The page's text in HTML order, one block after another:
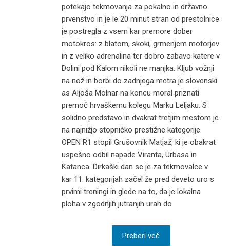
potekajo tekmovanja za pokalno in državno
prvenstvo in je le 20 minut stran od prestolnice
je postregla z vsem kar premore dober
motokros: z blatom, skoki, grmenjem motorjev
in z veliko adrenalina ter dobro zabavo katere v
Dolini pod Kalom nikoli ne manjka. Kljub vožnji
na nož in borbi do zadnjega metra je slovenski
as Aljoša Molnar na koncu moral priznati
premoč hrvaškemu kolegu Marku Leljaku. S
solidno predstavo in dvakrat tretjim mestom je
na najnižjo stopničko prestižne kategorije
OPEN R1 stopil Grušovnik Matjaž, ki je obakrat
uspešno odbil napade Viranta, Urbasa in
Katanca. Dirkaški dan se je za tekmovalce v
kar 11. kategorijah začel že pred deveto uro s
prvimi treningi in glede na to, da je lokalna
ploha v zgodnjih jutranjih urah do
Preberi več